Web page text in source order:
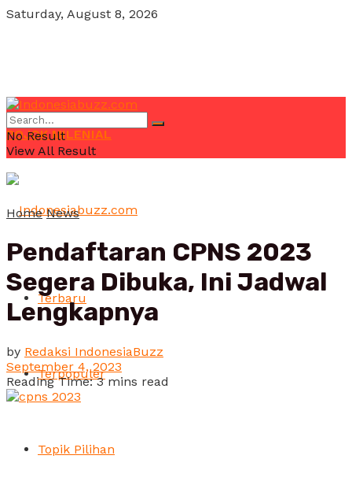
Saturday, August 8, 2026
POJOK MILENIAL
Terbaru
Terpopuler
Topik Pilihan
No Result
View All Result
Home News
Pendaftaran CPNS 2023
Segera Dibuka, Ini Jadwal
Lengkapnya
by Redaksi IndonesiaBuzz
September 4, 2023
Reading Time: 3 mins read